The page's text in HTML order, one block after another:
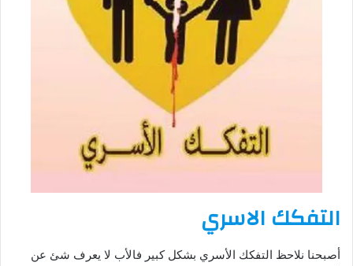
التفكك الاسري
أصبحنا نلاحظ التفكك الأسري بشكل كبير فالأب لا يعرف شئ عن